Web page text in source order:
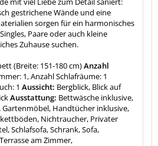
gestrichene Wände und eine
sorgen für ein harmonisches
Paare oder auch kleine
Zuhause suchen.
(Breite: 151-180 cm)Anzahl
1, Anzahl Schlafräume: 1
1 Aussicht: Bergblick, Blick auf
Ausstattung: Bettwäsche inklusive,
Handtücher inklusive,
Nichtraucher, Privater
Schlafsofa, Schrank, Sofa,
am Zimmer,